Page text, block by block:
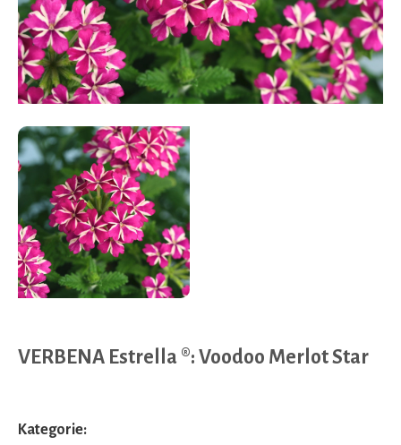
VERBENA Estrella ®: Voodoo Merlot Star
Kategorie: